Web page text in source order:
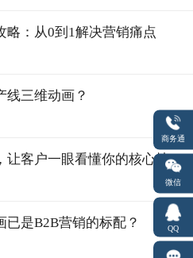
略：从0到1解决营销痛点
线三维动画？
如何用工业机械三维动画，让客户一眼看懂你的核心技术？
是B2B营销的标配？
商务通
微信
QQ